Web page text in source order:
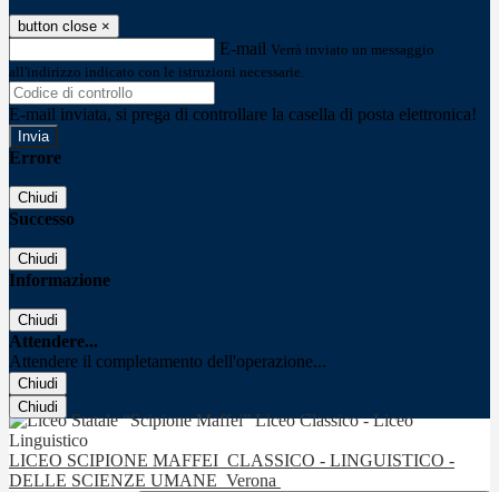
button close ×
E-mail Verrà inviato un messaggio
all'indirizzo indicato con le istruzioni necessarie.
E-mail inviata, si prega di controllare la casella di posta elettronica!
Errore
Chiudi
Successo
Chiudi
Informazione
Chiudi
Attendere...
Attendere il completamento dell'operazione...
Chiudi
Chiudi
LICEO SCIPIONE MAFFEI CLASSICO - LINGUISTICO -
DELLE SCIENZE UMANE Verona